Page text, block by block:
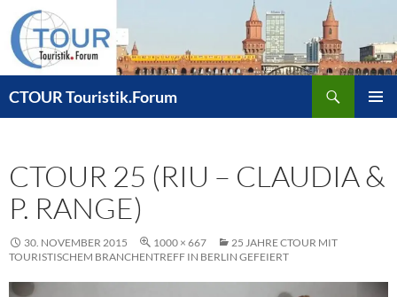
Zum
Inhalt
springen
CTOUR Touristik.Forum
CTOUR 25 (RIU – CLAUDIA &
P. RANGE)
30. NOVEMBER 2015 1000 × 667
25 JAHRE CTOUR MIT
TOURISTISCHEM BRANCHENTREFF IN BERLIN GEFEIERT